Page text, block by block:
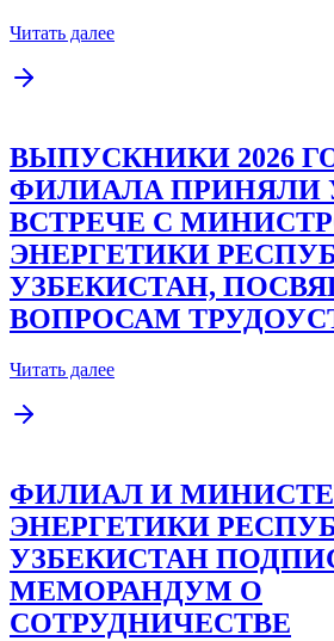
Читать далее
ВЫПУСКНИКИ 2026
ФИЛИАЛА ПРИНЯЛИ
ВСТРЕЧЕ С
ЭНЕРГЕТИКИ
УЗБЕКИСТАН,
ВОПРОСАМ
Читать далее
ФИЛИАЛ И
ЭНЕРГЕТИКИ
УЗБЕКИСТАН
МЕМОРАНДУМ О
СОТРУДНИЧЕСТВЕ